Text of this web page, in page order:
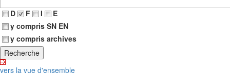
D
F I
E
y compris SN EN
y compris archives
vers la vue d'ensemble